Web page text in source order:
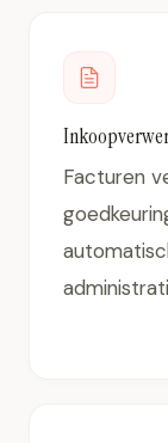
Facturen